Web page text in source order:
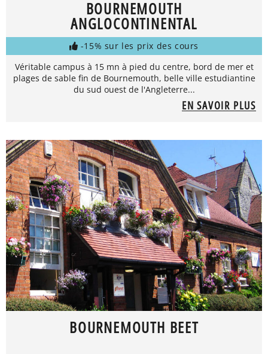
BOURNEMOUTH
ANGLOCONTINENTAL
-15% sur les prix des cours
Véritable campus à 15 mn à pied du centre, bord de mer et
plages de sable fin de Bournemouth, belle ville estudiantine
du sud ouest de l'Angleterre...
EN SAVOIR PLUS
BOURNEMOUTH BEET